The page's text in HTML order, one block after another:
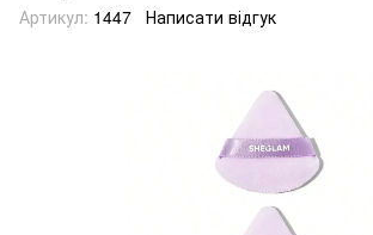
Артикул: 1447 Написати відгук